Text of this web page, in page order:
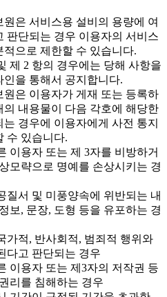
은 서비스용 설비의 용량에 여
판단되는 경우 이용자의 서비스
적으로 제한할 수 있습니다.
제 2 항의 경우에는 당해 사항을
인을 통해서 공지합니다.
은 이용자가 게재 또는 등록하
의 내용물이 다음 각호에 해당한
는 경우에 이용자에게 사전 통지
수 있습니다.
이용자 또는 제 3자를 비방하거
모략으로 명예를 손상시키는 경
질서 및 미풍양속에 위반되는 내
보, 문장, 도형 등을 유포하는 경
가적, 반사회적, 범죄적 행위와
다고 판단되는 경우
이용자 또는 제3자의 저작권 등
리를 침해하는 경우